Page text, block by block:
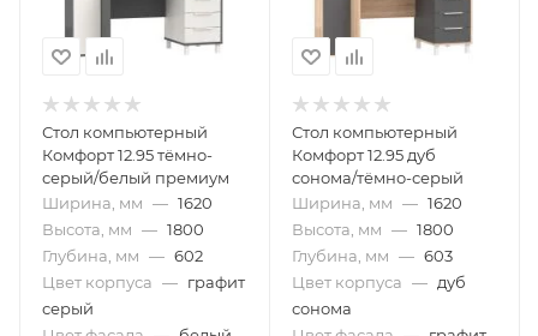
Стол компьютерный
Комфорт 12.95 тёмно-
серый/белый премиум
Ширина, мм — 1620
Высота, мм — 1800
Глубина, мм — 602
Цвет корпуса — графит
серый
Стол компьютерный
Комфорт 12.95 дуб
сонома/тёмно-серый
Ширина, мм — 1620
Высота, мм — 1800
Глубина, мм — 603
Цвет корпуса — дуб
сонома